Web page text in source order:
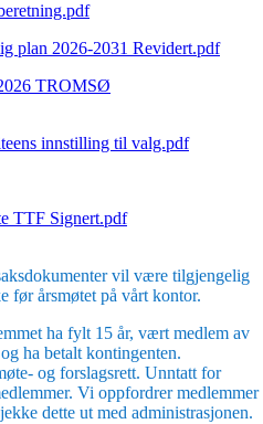
plan 2026-2031 Revidert.pdf
TROMSØ
innstilling til valg.pdf
TTF Signert.pdf
vil være tilgjengelig
før årsmøtet på vårt kontor.
ha fylt 15 år, vært medlem av
ha betalt kontingenten.
og forslagsrett. Unntatt for
Vi oppfordrer medlemmer
dette ut med administrasjonen.